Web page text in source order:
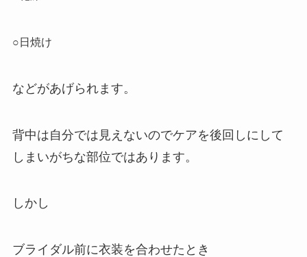
○日焼け
などがあげられます。
背中は自分では見えないのでケアを後回しにして
しまいがちな部位ではあります。
しかし
ブライダル前に衣装を合わせたとき